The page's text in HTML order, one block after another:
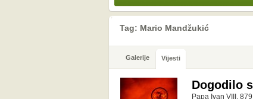
Tag: Mario Mandžukić
Galerije Vijesti
Dogodilo
Papa Ivan VIII.